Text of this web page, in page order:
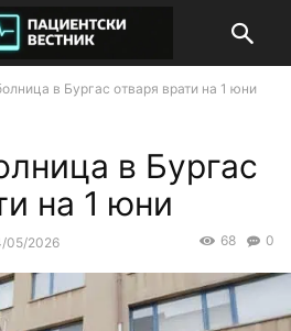
в Бургас отваря врати на 1 юни
в Бургас
на 1 юни
05/2026 0
68